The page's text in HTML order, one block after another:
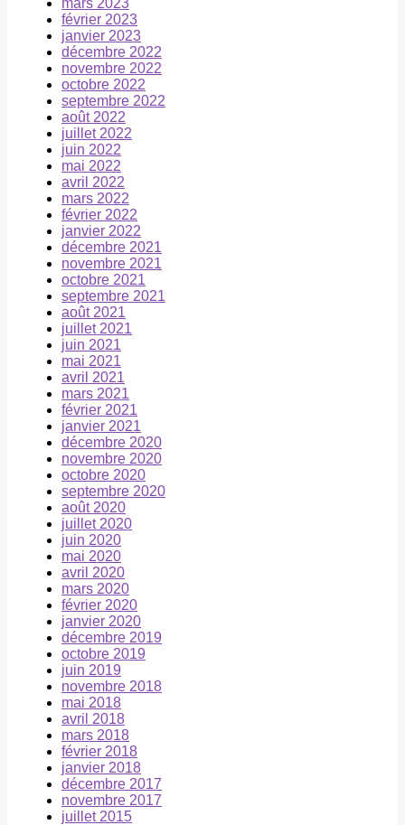
février 2023
janvier 2023
décembre 2022
novembre 2022
octobre 2022
septembre 2022
août 2022
juillet 2022
juin 2022
mai 2022
avril 2022
mars 2022
février 2022
janvier 2022
décembre 2021
novembre 2021
octobre 2021
septembre 2021
août 2021
juillet 2021
juin 2021
mai 2021
avril 2021
mars 2021
février 2021
janvier 2021
décembre 2020
novembre 2020
octobre 2020
septembre 2020
août 2020
juillet 2020
juin 2020
mai 2020
avril 2020
mars 2020
février 2020
janvier 2020
décembre 2019
octobre 2019
juin 2019
novembre 2018
mai 2018
avril 2018
mars 2018
février 2018
janvier 2018
décembre 2017
novembre 2017
juillet 2015